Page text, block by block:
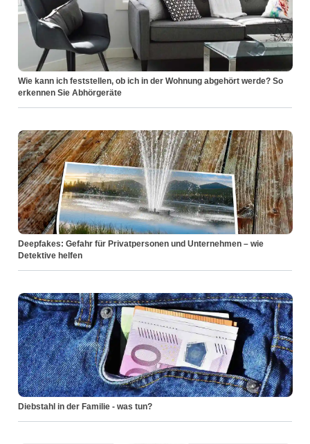
Wie kann ich feststellen, ob ich in der Wohnung abgehört werde? So
erkennen Sie Abhörgeräte
Deepfakes: Gefahr für Privatpersonen und Unternehmen – wie
Detektive helfen
Diebstahl in der Familie - was tun?